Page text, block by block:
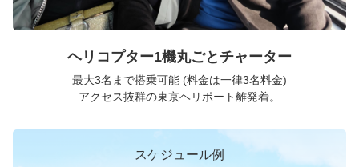
ヘリコプター1機丸ごとチャーター
最大3名まで搭乗可能 (料金は一律3名料金)
アクセス抜群の東京ヘリポート離発着。
スケジュール例